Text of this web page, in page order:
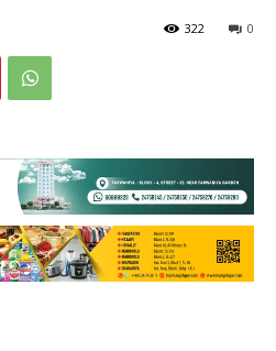
0
322